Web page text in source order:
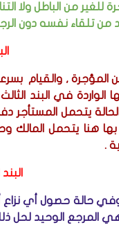
للغير من الباطل ولا
من تلقاء نفسه دون
المؤجرة , والقيام
الواردة في البند
يتحمل المستأجر دفع
هنا يتحمل المالك
.
حالة حصول أي
هي المرجع الوحيد لحل